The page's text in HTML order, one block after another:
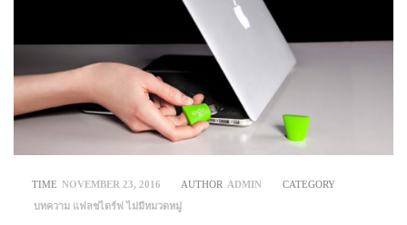
TIME NOVEMBER 23, 2016 AUTHOR ADMIN
CATEGORY
บทความ แฟลชไดร์ฟ ไม่มีหมวดหมู่